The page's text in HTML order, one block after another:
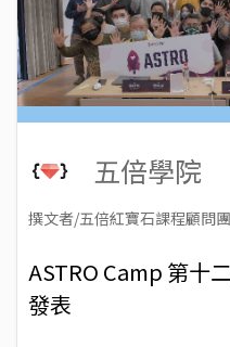
五倍學院
撰文者/五倍紅寶石課程顧問
ASTRO Camp 第十
發表